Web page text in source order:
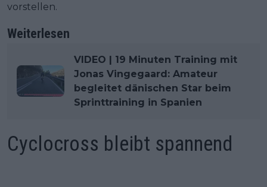
vorstellen.
Weiterlesen
VIDEO | 19 Minuten Training mit
Jonas Vingegaard: Amateur
begleitet dänischen Star beim
Sprinttraining in Spanien
Cyclocross bleibt spannend